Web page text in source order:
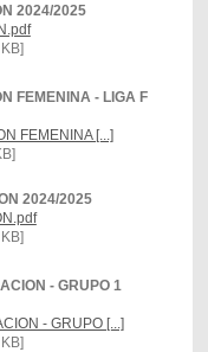
2024/2025
FEMENINA - LIGA F
FEMENINA [...]
2024/2025
- GRUPO 1
- GRUPO [...]